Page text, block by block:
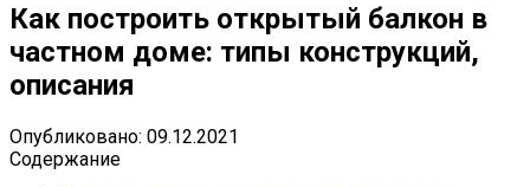
Как построить открытый балкон в
частном доме: типы конструкций,
описания
Опубликовано: 09.12.2021
Содержание